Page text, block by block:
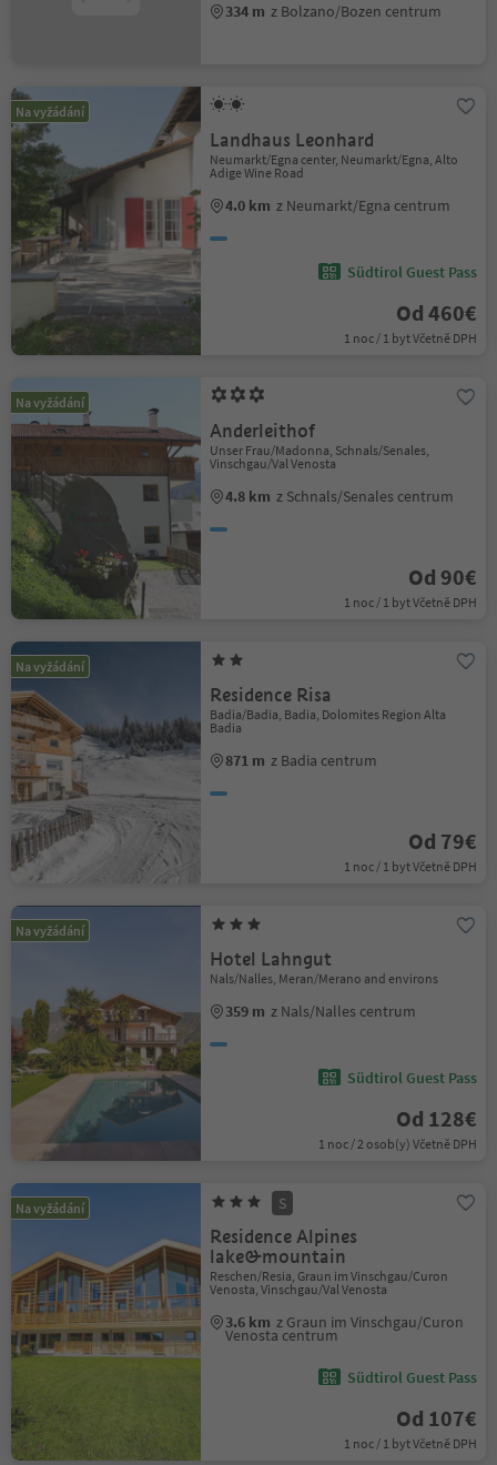
334 m z Bolzano/Bozen centrum
Na vyžádání
Landhaus Leonhard
Neumarkt/Egna center, Neumarkt/Egna, Alto
Adige Wine Road
4.0 km z Neumarkt/Egna centrum
Südtirol Guest Pass
Od 460€
1 noc / 1 byt Včetně DPH
Na vyžádání
Anderleithof
Unser Frau/Madonna, Schnals/Senales,
Vinschgau/Val Venosta
4.8 km z Schnals/Senales centrum
Od 90€
1 noc / 1 byt Včetně DPH
Na vyžádání
Residence Risa
Badia/Badia, Badia, Dolomites Region Alta
Badia
871 m z Badia centrum
Od 79€
1 noc / 1 byt Včetně DPH
Na vyžádání
Hotel Lahngut
Nals/Nalles, Meran/Merano and environs
359 m z Nals/Nalles centrum
Südtirol Guest Pass
Od 128€
1 noc / 2 osob(y) Včetně DPH
Na vyžádání S
Residence Alpines
lake&mountain
Reschen/Resia, Graun im Vinschgau/Curon
Venosta, Vinschgau/Val Venosta
3.6 km z Graun im Vinschgau/Curon
Venosta centrum
Südtirol Guest Pass
Od 107€
1 noc / 1 byt Včetně DPH